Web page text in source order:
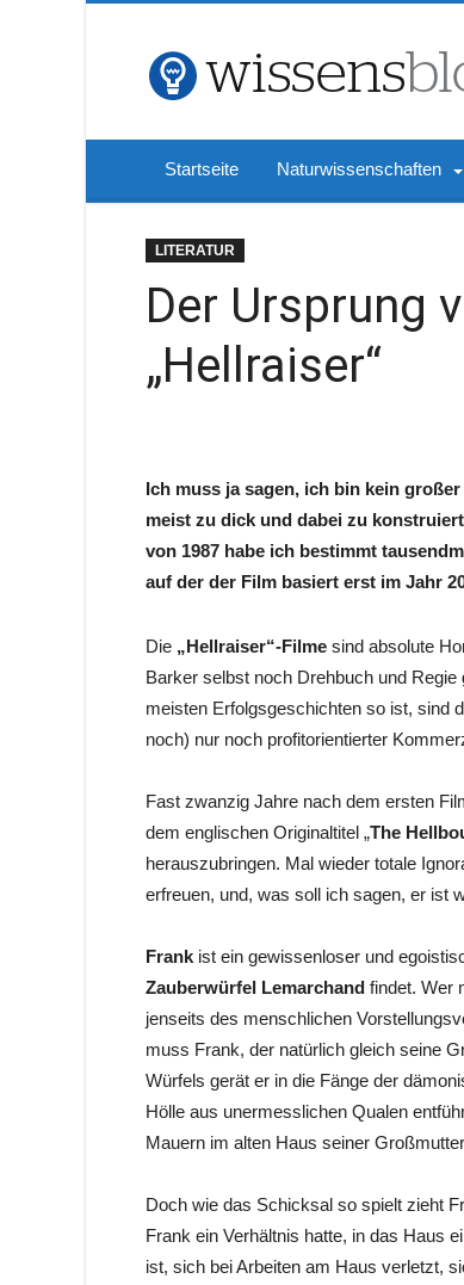
Startseite Naturwissenschaften
LITERATUR
Der Ursprung
„Hellraiser“
Ich muss ja sagen, ich bin kein
meist zu dick und dabei zu
von 1987 habe ich bestimmt
auf der der Film basiert erst im Jahr
Die „Hellraiser“-Filme sind absolute
Barker selbst noch Drehbuch und
meisten Erfolgsgeschichten so ist, sind
noch) nur noch profitorientierter
Fast zwanzig Jahre nach dem ersten
dem englischen Originaltitel „The
herauszubringen. Mal wieder totale
erfreuen, und, was soll ich sagen, er ist
Frank ist ein gewissenloser und
Zauberwürfel Lemarchand findet. Wer
jenseits des menschlichen
muss Frank, der natürlich gleich seine
Würfels gerät er in die Fänge der
Hölle aus unermesslichen Qualen
Mauern im alten Haus seiner
Doch wie das Schicksal so spielt zieht
Frank ein Verhältnis hatte, in das Haus
ist, sich bei Arbeiten am Haus verletzt,